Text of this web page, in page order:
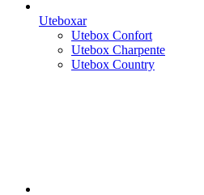
Uteboxar
Utebox Confort
Utebox Charpente
Utebox Country